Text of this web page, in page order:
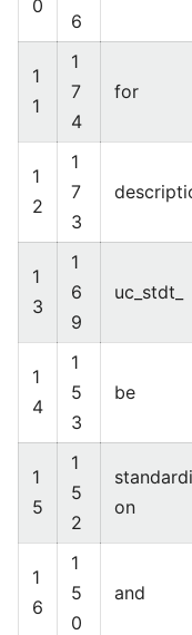
0
6
1
1
1
7
4
for
1
2
1
7
3
1
3
1
6
9
uc_stdt_
1
4
1
5
3
be
1
5
1
5
2
on
1
6
1
5
0
and